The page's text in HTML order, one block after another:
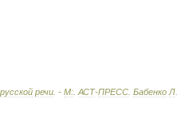
русской речи . - М: АСТ-ПРЕСС Бабенко Л